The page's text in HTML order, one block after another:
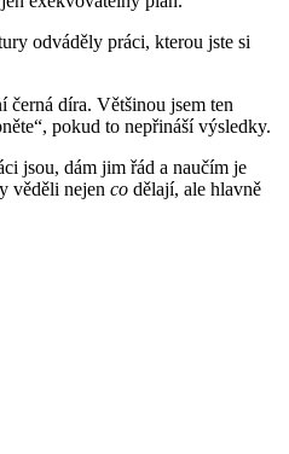
odváděly práci, kterou jste si
černá díra. Většinou jsem ten
pokud to nepřináší výsledky.
jsou, dám jim řád a naučím je
věděli nejen co dělají, ale hlavně